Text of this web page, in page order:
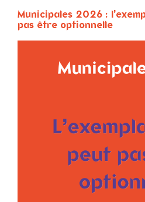
Municipales 2026 :
pas être optionnelle